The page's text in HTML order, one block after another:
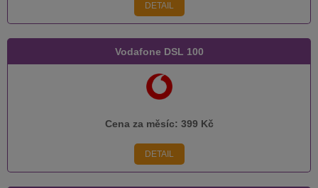
DETAIL
Vodafone DSL 100
Cena za měsíc: 399 Kč
DETAIL